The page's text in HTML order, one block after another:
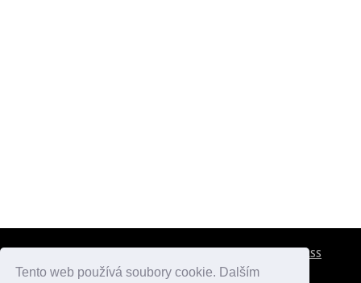
Tento web používá soubory cookie. Dalším
RSS